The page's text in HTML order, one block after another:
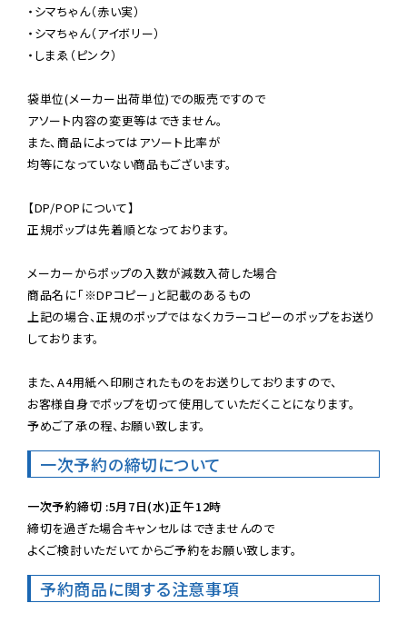
・シマちゃん（赤い実）
・シマちゃん（アイボリー）
・しまゑ（ピンク）
袋単位(メーカー出荷単位)での販売ですので
アソート内容の変更等はできません。
また、商品によってはアソート比率が
均等になっていない商品もございます。
【DP/POPについて】
正規ポップは先着順となっております。
メーカーからポップの入数が減数入荷した場合
商品名に「※DPコピー」と記載のあるもの
上記の場合、正規のポップではなくカラーコピーのポップをお送り
しております。
また、A4用紙へ印刷されたものをお送りしておりますので、
お客様自身でポップを切って使用していただくことになります。
予めご了承の程、お願い致します。
一次予約の締切について
一次予約締切 :5月7日(水)正午12時
締切を過ぎた場合キャンセルはできませんので
よくご検討いただいてからご予約をお願い致します。
予約商品に関する注意事項